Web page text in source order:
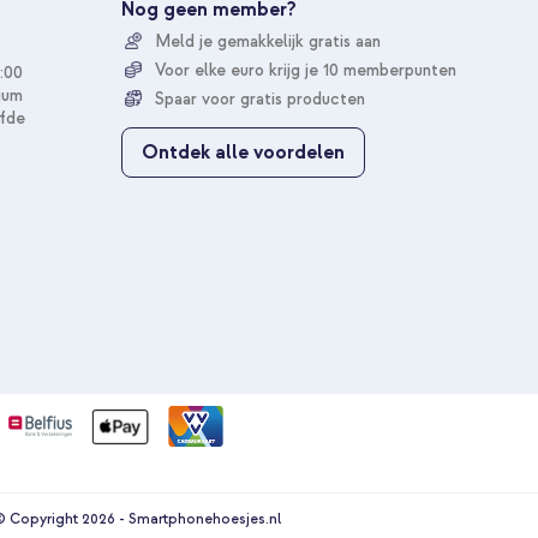
p
o
n
e
Nog geen member?
Meld je gemakkelijk gratis aan
Voor elke euro krijg je 10 memberpunten
Spaar voor gratis producten
Ontdek alle voordelen
Copyright 2026 - Smartphonehoesjes.nl